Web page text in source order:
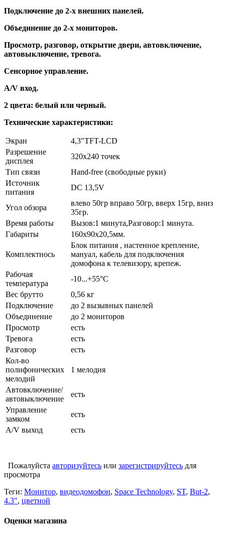
Подключение до 2-х внешних панелей.
Объединение до 2-х мониторов.
Просмотр, разговор, открытие двери, автовключение,
автовыключение, тревога.
Сенсорное управление.
A/V вход.
2 цвета: белый или черный.
Технические характеристики:
Экран
4,3"TFT-LCD
Разрешение
дисплея
320х240 точек
Тип связи
Hand-free (свободные руки)
Источник
питания
DC 13,5V
Угол обзора
влево 50гр вправо 50гр, вверх 15гр, вниз
35гр.
Время работы
Вызов:1 минута,Разговор:1 минута.
Габариты
160х90х20,5мм.
Комплектнось
Блок питания , настенное крепление,
мануал, кабель для подключения
домофона к телевизору, крепеж.
Рабочая
температура
-10...+55°C
Вес брутто
0,56 кг
Подключение
до 2 вызывных панелей
Объединение
до 2 мониторов
Просмотр
есть
Тревога
есть
Разговор
есть
Кол-во
полифонических
мелодий
1 мелодия
Автовключение/
автовыключение
есть
Управление
замком
есть
A/V выход
есть
Пожалуйста авторизуйтесь или зарегистрируйтесь для
просмотра
Теги: Монитор, видеодомофон, Space Technology, ST, But-2,
4.3", цветной
Оценки магазина